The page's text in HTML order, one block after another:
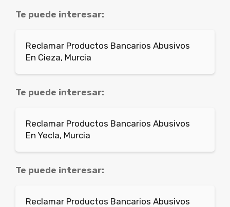
Te puede interesar:
Reclamar Productos Bancarios Abusivos
En Cieza, Murcia
Te puede interesar:
Reclamar Productos Bancarios Abusivos
En Yecla, Murcia
Te puede interesar:
Reclamar Productos Bancarios Abusivos